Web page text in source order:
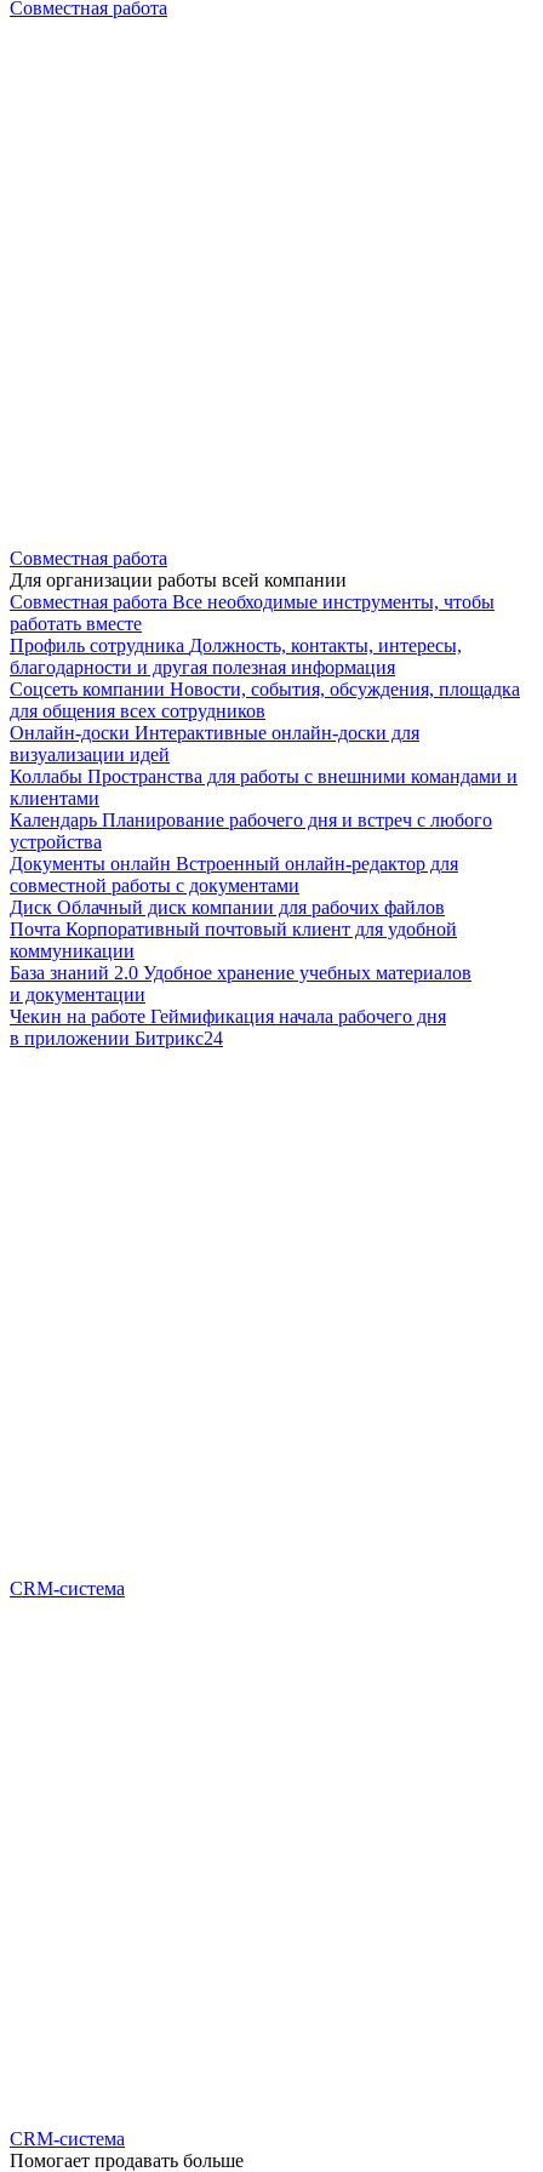
Совместная работа
Совместная работа
Для организации работы всей компании
Совместная работа Все необходимые инструменты, чтобы
работать вместе
Профиль сотрудника Должность, контакты, интересы,
благодарности и другая полезная информация
Соцсеть компании Новости, события, обсуждения, площадка
для общения всех сотрудников
Онлайн-доски Интерактивные онлайн-доски для
визуализации идей
Коллабы Пространства для работы с внешними командами и
клиентами
Календарь Планирование рабочего дня и встреч с любого
устройства
Документы онлайн Встроенный онлайн-редактор для
совместной работы с документами
Диск Облачный диск компании для рабочих файлов
Почта Корпоративный почтовый клиент для удобной
коммуникации
База знаний 2.0 Удобное хранение учебных материалов
и документации
Чекин на работе Геймификация начала рабочего дня
в приложении Битрикс24
CRM-система
CRM-система
Помогает продавать больше